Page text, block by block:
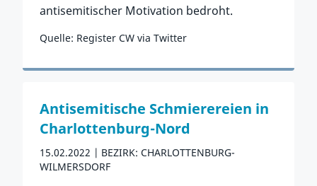
antisemitischer Motivation bedroht.
Quelle: Register CW via Twitter
Zum Vorfall
Antisemitische Schmierereien in
Charlottenburg-Nord
15.02.2022
BEZIRK: CHARLOTTENBURG-
WILMERSDORF